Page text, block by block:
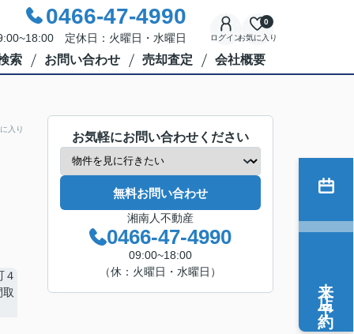
0466-47-4990
定休日：火曜日・水曜日 ログインお気に入り
0
索 お問い合わせ 売却査定 会社概要
入り
お気軽にお問い合わせください
無料お問い合わせ
湘南人不動産
0466-47-4990
09:00~18:00
（休：火曜日・水曜日）
来店予約